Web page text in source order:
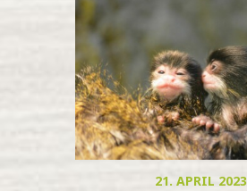
21. APRIL 2023